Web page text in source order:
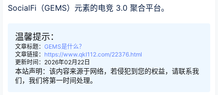
SocialFi（GEMS）元素的电竞 3.0 聚合平台。
温馨提示：
文章标题： GEMS是什么？
文章链接： https://www.qkl112.com/22376.html
更新时间：2026年02月22日
本站声明：该内容来源于网络，若侵犯到您的权益，请联系我
们，我们将第一时间处理。